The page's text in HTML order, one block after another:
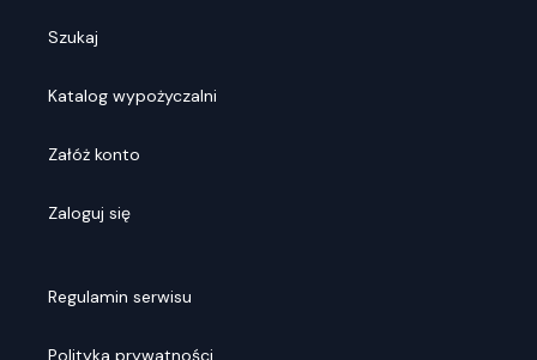
Szukaj
Katalog wypożyczalni
Załóż konto
Zaloguj się
Regulamin serwisu
Polityka prywatności